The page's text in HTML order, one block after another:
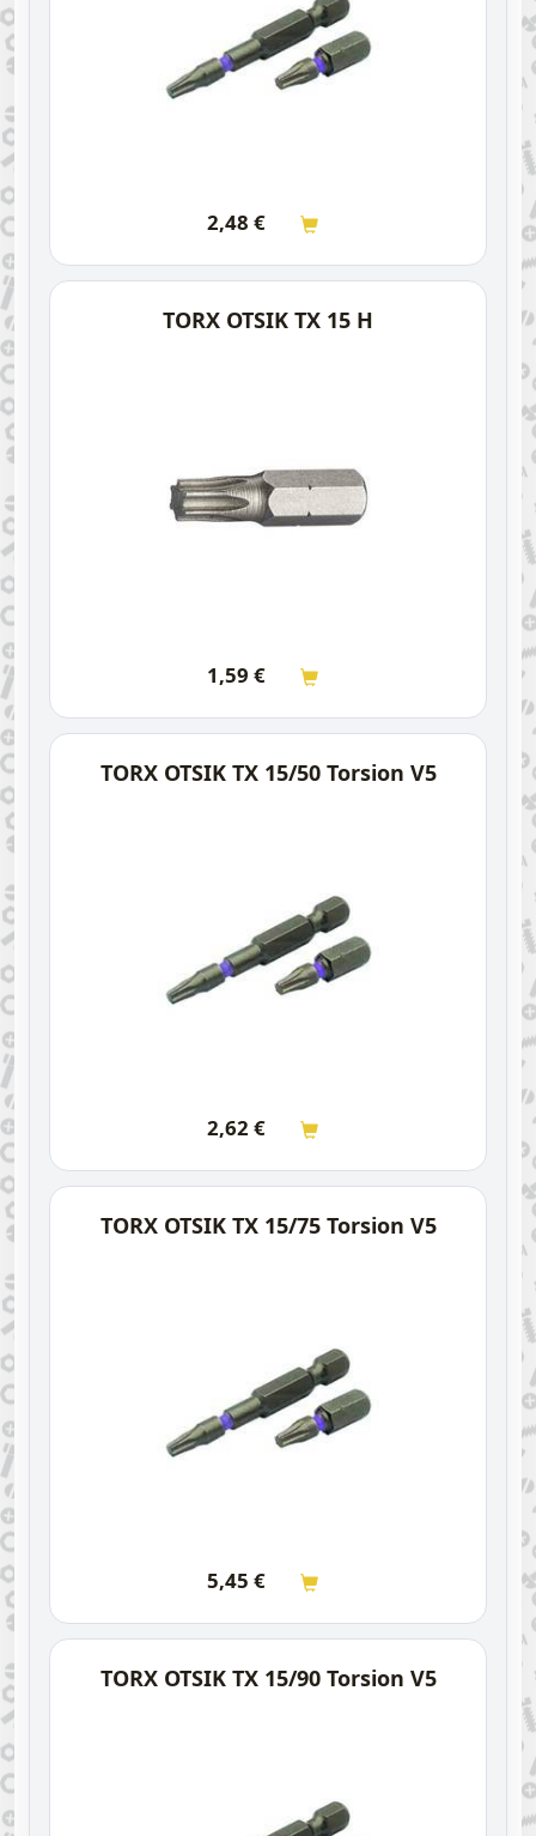
2,48 €
TORX OTSIK TX 15 H
1,59 €
TORX OTSIK TX 15/50 Torsion V5
2,62 €
TORX OTSIK TX 15/75 Torsion V5
5,45 €
TORX OTSIK TX 15/90 Torsion V5